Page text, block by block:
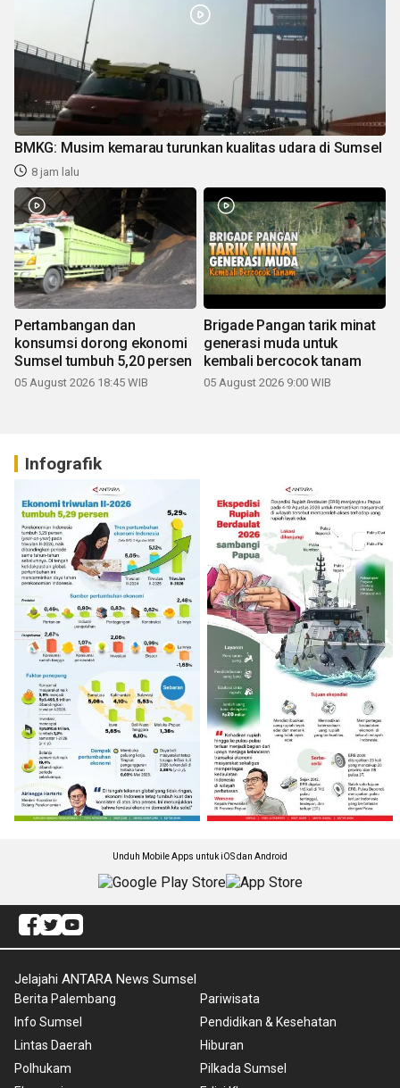
BMKG: Musim kemarau turunkan kualitas udara di Sumsel
8 jam lalu
Pertambangan dan
konsumsi dorong ekonomi
Sumsel tumbuh 5,20 persen
05 August 2026 18:45 WIB
Brigade Pangan tarik minat
generasi muda untuk
kembali bercocok tanam
05 August 2026 9:00 WIB
Infografik
Unduh Mobile Apps untuk iOS dan Android
Jelajahi ANTARA News Sumsel
Berita Palembang
Info Sumsel
Lintas Daerah
Polhukam
Pariwisata
Pendidikan & Kesehatan
Hiburan
Pilkada Sumsel